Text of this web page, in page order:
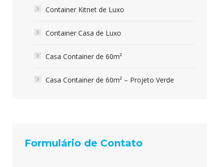
Container Kitnet de Luxo
Container Casa de Luxo
Casa Container de 60m²
Casa Container de 60m² – Projeto Verde
Formulário de Contato